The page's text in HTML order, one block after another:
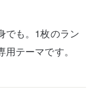
でも。1枚のラン
テーマです。